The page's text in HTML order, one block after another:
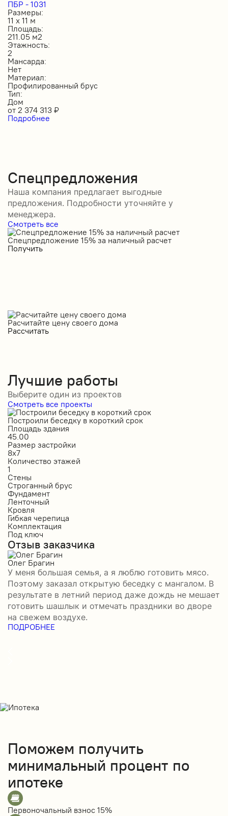
ПБР - 1031
Размеры:
11 х 11 м
Площадь:
211.05 м2
Этажность:
2
Мансарда:
Нет
Материал:
Профилированный брус
Тип:
Дом
от 2 374 313 ₽
Подробнее
Спецпредложения
Наша компания предлагает выгодные
предложения. Подробности уточняйте у
менеджера.
Смотреть все
Спецпредложение 15% за наличный расчет
Получить
Расчитайте цену своего дома
Рассчитать
Лучшие работы
Выберите один из проектов
Смотреть все проекты
Построили беседку в короткий срок
Площадь здания
45.00
Размер застройки
8х7
Количество этажей
1
Стены
Строганный брус
Фундамент
Ленточный
Кровля
Гибкая черепица
Комплектация
Под ключ
Отзыв заказчика
Олег Брагин
У меня большая семья, а я люблю готовить мясо.
Поэтому заказал открытую беседку с мангалом. В
результате в летний период даже дождь не мешает
готовить шашлык и отмечать праздники во дворе
на свежем воздухе.
ПОДРОБНЕЕ
Поможем получить
минимальный процент по
ипотеке
Первоночальный взнос 15%